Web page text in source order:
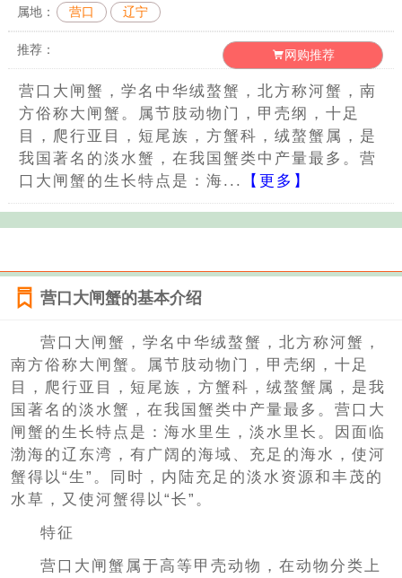
属地： 营口 辽宁
推荐： 网购推荐
营口大闸蟹，学名中华绒螯蟹，北方称河蟹，南
方俗称大闸蟹。属节肢动物门，甲壳纲，十足
目，爬行亚目，短尾族，方蟹科，绒螯蟹属，是
我国著名的淡水蟹，在我国蟹类中产量最多。营
口大闸蟹的生长特点是：海...
【更多】
营口大闸蟹的基本介绍
营口大闸蟹，学名中华绒螯蟹，北方称河蟹，
南方俗称大闸蟹。属节肢动物门，甲壳纲，十足
目，爬行亚目，短尾族，方蟹科，绒螯蟹属，是我
国著名的淡水蟹，在我国蟹类中产量最多。营口大
闸蟹的生长特点是：海水里生，淡水里长。因面临
渤海的辽东湾，有广阔的海域、充足的海水，使河
蟹得以“生”。同时，内陆充足的淡水资源和丰茂的
水草，又使河蟹得以“长”。
特征
营口大闸蟹属于高等甲壳动物，在动物分类上